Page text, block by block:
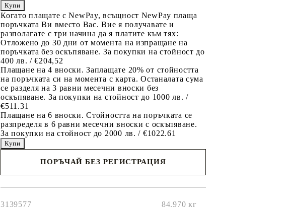
Когато плащате с NewPay, всъщност NewPay плаща
поръчката Ви вместо Вас. Вие я получавате и
разполагате с три начина да я платите към тях:
Отложено до 30 дни от момента на изпращане на
поръчката без оскъпяване. За покупки на стойност до
400 лв. / €204,52
Плащане на 4 вноски. Заплащате 20% от стойността
на поръчката си на момента с карта. Останалата сума
се разделя на 3 равни месечни вноски без
оскъпяване. За покупки на стойност до 1000 лв. /
€511.31
Плащане на 6 вноски. Стойността на поръчката се
разпределя в 6 равни месечни вноски с оскъпяване.
За покупки на стойност до 2000 лв. / €1022.61
ПОРЪЧАЙ БЕЗ РЕГИСТРАЦИЯ
3139577 84.970 кг